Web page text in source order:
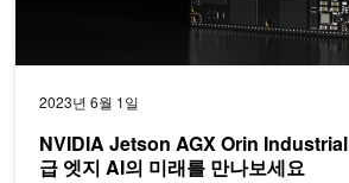
2023년 6월 1일
NVIDIA Jetson AGX Orin
급 엣지 AI의 미래를 만나보세요